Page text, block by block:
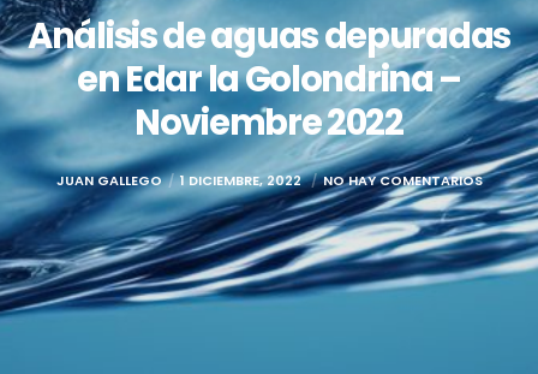
Análisis de aguas depuradas
en Edar la Golondrina –
Noviembre 2022
JUAN GALLEGO 1 DICIEMBRE, 2022 NO HAY COMENTARIOS